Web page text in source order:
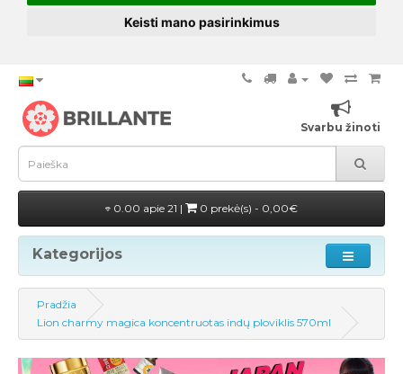
Keisti mano pasirinkimus
Svarbu žinoti
0.00 apie 21 | 0 prekė(s) - 0,00€
Kategorijos
Pradžia
Lion charmy magica koncentruotas indų ploviklis 570ml